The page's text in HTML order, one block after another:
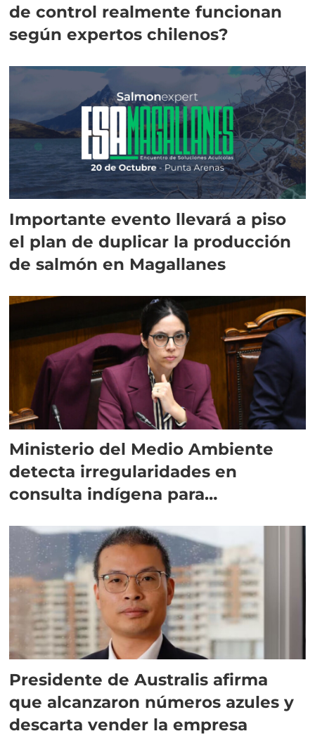
de control realmente funcionan
según expertos chilenos?
Importante evento llevará a piso
el plan de duplicar la producción
de salmón en Magallanes
Ministerio del Medio Ambiente
detecta irregularidades en
consulta indígena para
Presidente de Australis afirma
que alcanzaron números azules y
descarta vender la empresa